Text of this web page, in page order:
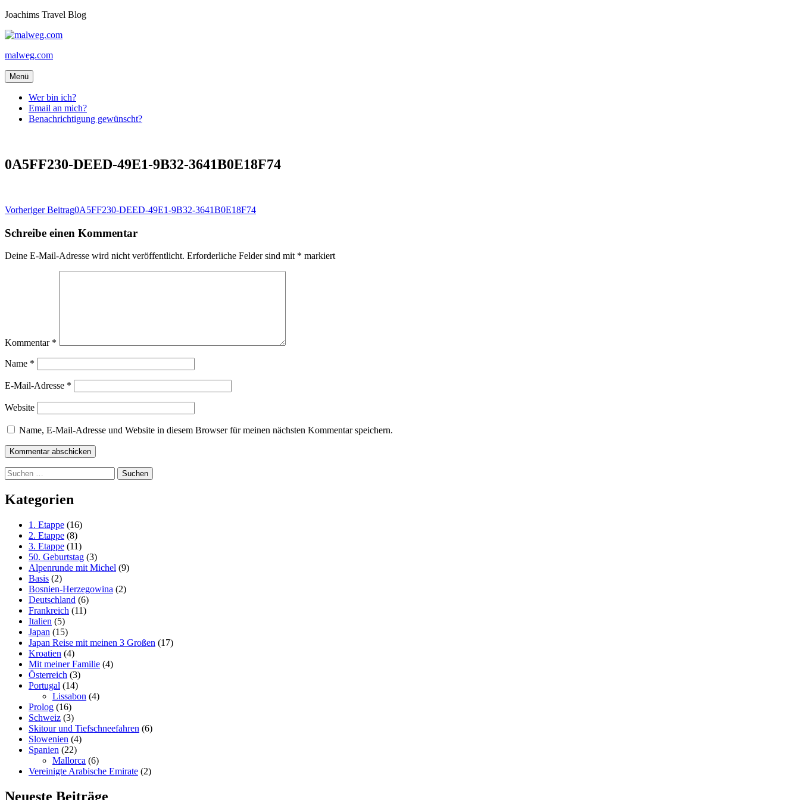
Zum
springen
Joachims Travel Blog
malweg.com
Menü
Wer bin ich?
Email an mich?
Benachrichtigung gewünscht?
0A5FF230-DEED-49E1-9B32-3641B0E18F74
Beitragsnavigation
Vorheriger Beitrag0A5FF230-DEED-49E1-9B32-3641B0E18F74
Schreibe einen Kommentar
Deine E-Mail-Adresse wird nicht veröffentlicht. Erforderliche Felder sind mit * markiert
Kommentar *
Name *
E-Mail-Adresse *
Website
Name, E-Mail-Adresse und Website in diesem Browser für meinen nächsten Kommentar speichern.
Suchen
nach:
Kategorien
1. Etappe (16)
2. Etappe (8)
3. Etappe (11)
50. Geburtstag (3)
Alpenrunde mit Michel (9)
Basis (2)
Bosnien-Herzegowina (2)
Deutschland (6)
Frankreich (11)
Italien (5)
Japan (15)
Japan Reise mit meinen 3 Großen (17)
Kroatien (4)
Mit meiner Familie (4)
Österreich (3)
Portugal (14)
Lissabon (4)
Prolog (16)
Schweiz (3)
Skitour und Tiefschneefahren (6)
Slowenien (4)
Spanien (22)
Mallorca (6)
Vereinigte Arabische Emirate (2)
Neueste Beiträge